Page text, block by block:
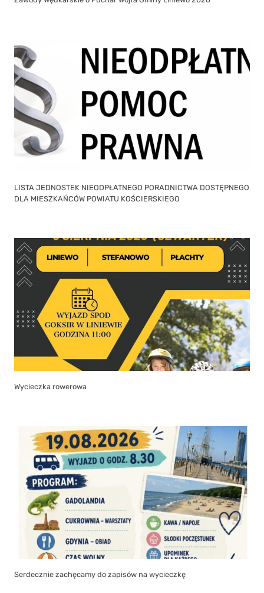
LISTA JEDNOSTEK NIEODPŁATNEGO PORADNICTWA DOSTĘPNEGO
DLA MIESZKAŃCÓW POWIATU KOŚCIERSKIEGO
Wycieczka rowerowa
Serdecznie zachęcamy do zapisów na wycieczkę